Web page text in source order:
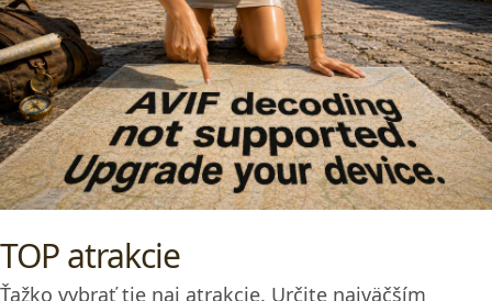
TOP atrakcie
Ťažko vybrať tie naj atrakcie. Určite najväčším